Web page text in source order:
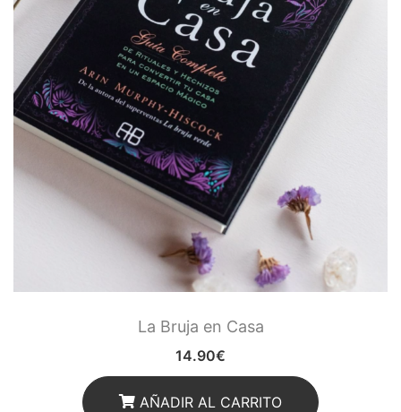
La Bruja en Casa
14.90€
AÑADIR AL CARRITO